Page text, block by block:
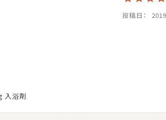
入浴剤
投稿日